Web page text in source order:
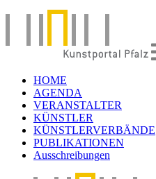
HOME
AGENDA
VERANSTALTER
KÜNSTLER
KÜNSTLERVERBÄNDE
PUBLIKATIONEN
Ausschreibungen